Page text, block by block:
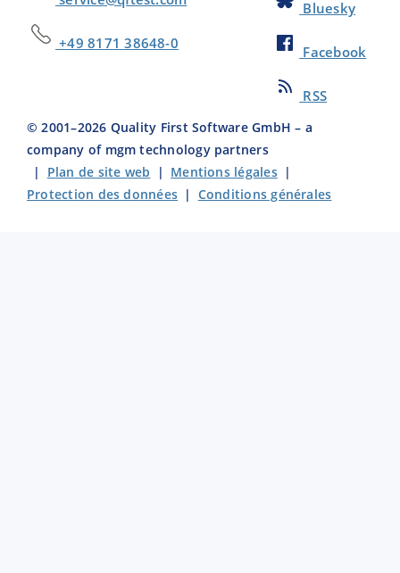
+49 8171 38648-0
Bluesky
Facebook
RSS
© 2001–2026 Quality First Software GmbH – a
company of mgm technology partners
| Plan de site web | Mentions légales|
Protection des données | Conditions générales